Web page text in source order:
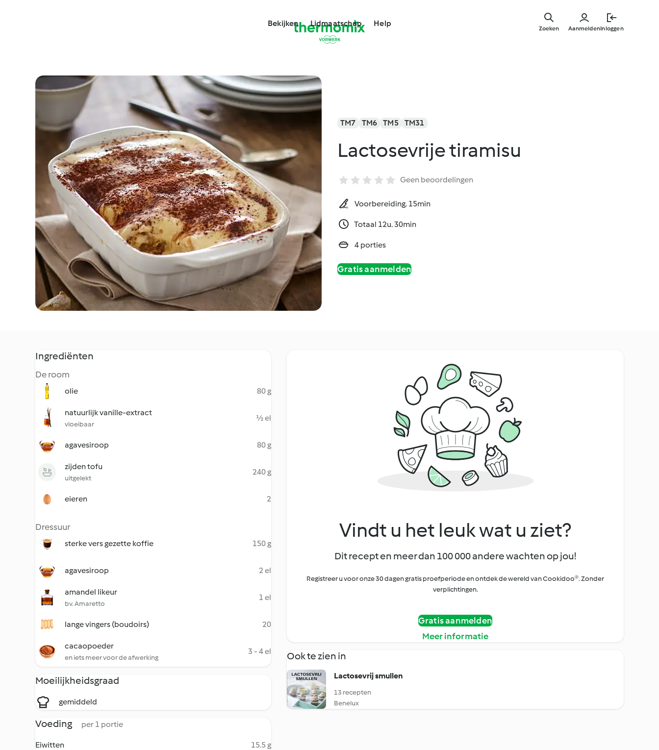
Bekijken Lidmaatschap Help
AanmeldenInloggen
Zoeken
TM7 TM6 TM5 TM31
Lactosevrije tiramisu
Geen beoordelingen
Voorbereiding. 15min
Totaal 12u. 30min
4 porties
Gratis aanmelden
Ingrediënten
De room
olie 80 g
natuurlijk vanille-extract
vloeibaar
½ el
agavesiroop 80 g
zijden tofu
uitgelekt
240 g
eieren 2
Dressuur
sterke vers gezette koffie 150 g
agavesiroop 2 el
amandel likeur
bv. Amaretto
1 el
lange vingers (boudoirs) 20
cacaopoeder
en iets meer voor de afwerking
3 - 4 el
Moeilijkheidsgraad
gemiddeld
Voeding per 1 portie
Eiwitten
15.5 g
Vindt u het leuk wat u ziet?
Dit recept en meer dan 100 000 andere wachten op jou!
Registreer u voor onze 30 dagen gratis proefperiode en ontdek de wereld van Cookidoo®. Zonder
verplichtingen.
Gratis aanmelden
Meer informatie
Ook te zien in
Lactosevrij smullen
13 recepten
Benelux